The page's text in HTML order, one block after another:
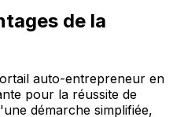
de la
auto-entrepreneur en
pour la réussite de
démarche simplifiée,